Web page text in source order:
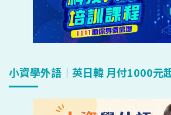
小資學外語｜英日韓 月付1000元